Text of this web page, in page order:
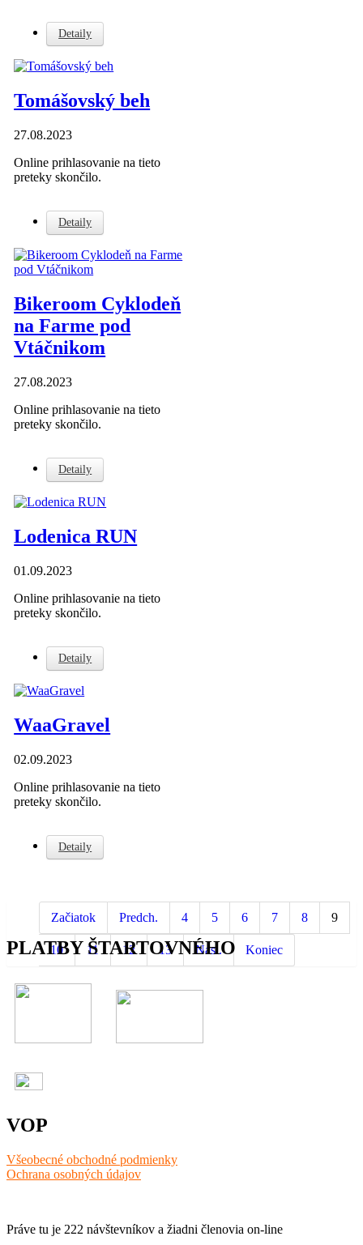
Detaily
Tomášovský beh
27.08.2023
Online prihlasovanie na tieto
preteky skončilo.
Detaily
Bikeroom Cyklodeň
na Farme pod
Vtáčnikom
27.08.2023
Online prihlasovanie na tieto
preteky skončilo.
Detaily
Lodenica RUN
01.09.2023
Online prihlasovanie na tieto
preteky skončilo.
Detaily
WaaGravel
02.09.2023
Online prihlasovanie na tieto
preteky skončilo.
Detaily
Začiatok Predch. 4 5 6 7 8 9
10 11 12 13 Nasl. Koniec
PLATBY ŠTARTOVNÉHO
VOP
Všeobecné obchodné podmienky
Ochrana osobných údajov
Práve tu je 222 návštevníkov a žiadni členovia on-line